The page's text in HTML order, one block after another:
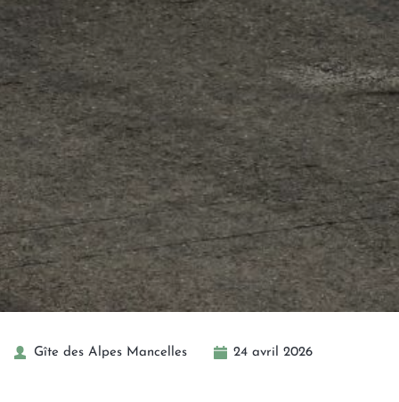
Gîte des Alpes Mancelles 24 avril 2026